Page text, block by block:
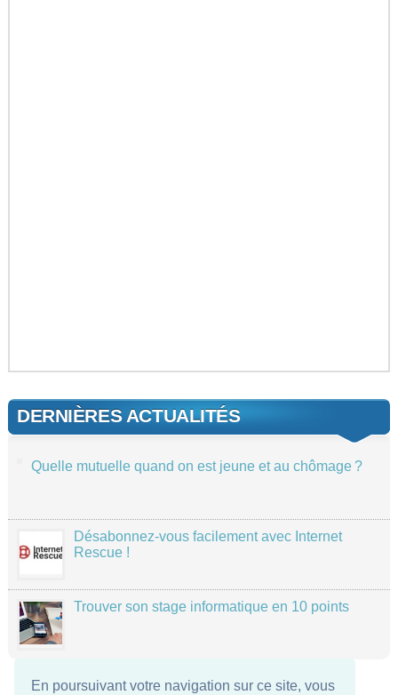
En poursuivant votre navigation sur ce site, vous
DERNIÈRES ACTUALITÉS
Quelle mutuelle quand on est jeune et au chômage ?
Désabonnez-vous facilement avec Internet
Rescue !
Trouver son stage informatique en 10 points